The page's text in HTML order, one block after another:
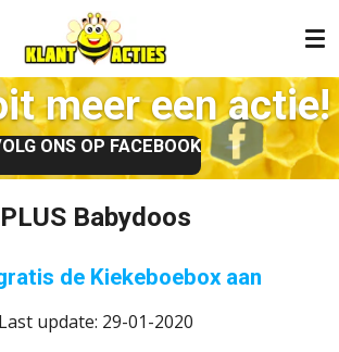
meer een actie!
ONS OP FACEBOOK
PLUS Babydoos
de Kiekeboebox aan
Last update: 29-01-2020